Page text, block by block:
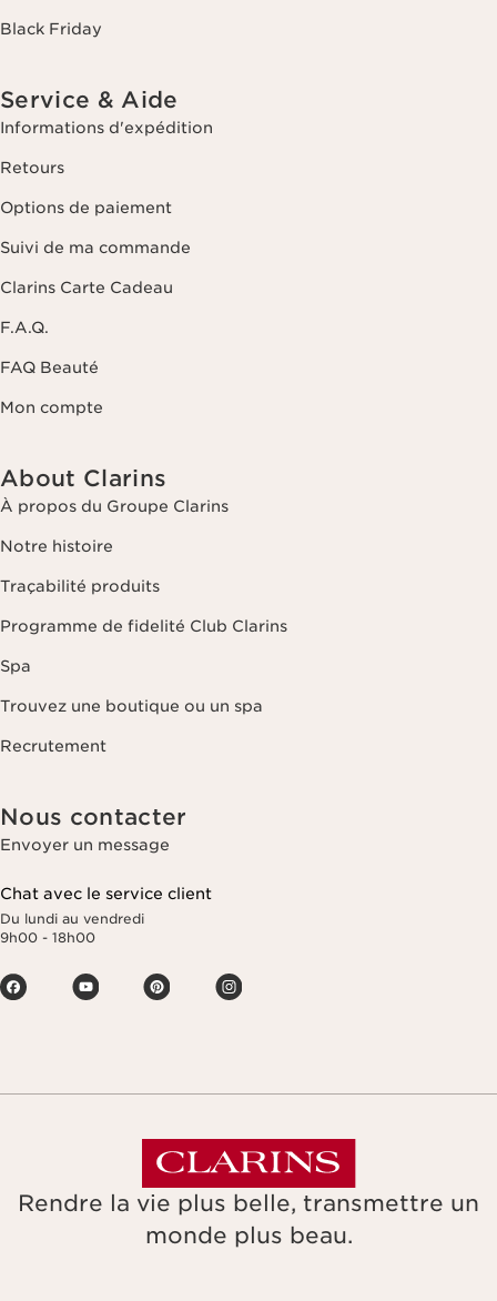
Black Friday
Service & Aide
Informations d'expédition
Retours
Options de paiement
Suivi de ma commande
Clarins Carte Cadeau
F.A.Q.
FAQ Beauté
Mon compte
About Clarins
À propos du Groupe Clarins
Notre histoire
Traçabilité produits
Programme de fidelité Club Clarins
Spa
Trouvez une boutique ou un spa
Recrutement
Nous contacter
Envoyer un message
Chat avec le service client
Du lundi au vendredi
9h00 - 18h00
Rendre la vie plus belle, transmettre un
monde plus beau.